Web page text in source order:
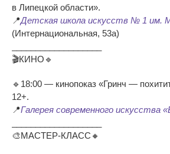
в Липецкой области».
📍Детская школа искусств № 1 им.
(Интернациональная, 53а)
🎬КИНО🔹
🔹18:00 — кинопоказ «Гринч —
12+.
📍Галерея современного искусства
🎨МАСТЕР-КЛАСС🔸